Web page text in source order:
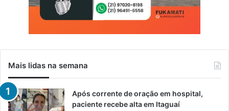
Mais lidas na semana
Após corrente de oração em hospital,
paciente recebe alta em Itaguaí